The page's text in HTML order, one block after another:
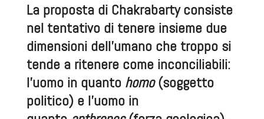
La proposta di Chakrabarty consiste
nel tentativo di tenere insieme due
dimensioni dell’umano che troppo si
tende a ritenere come inconciliabili:
l’uomo in quanto homo(soggetto
politico) e l’uomo in